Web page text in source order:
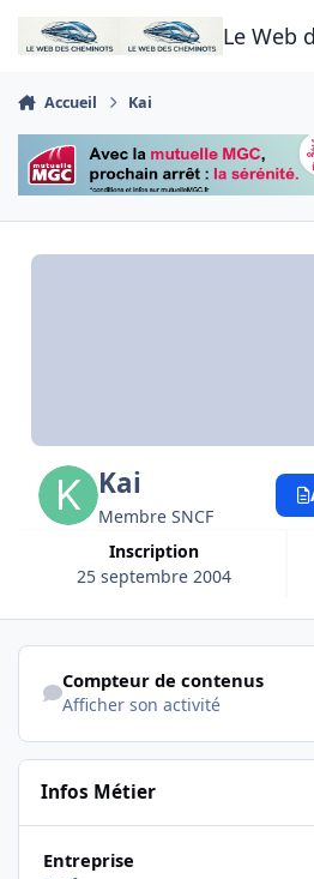
Aller au contenu
Le Web
Accueil Kai
Kai
Membre SNCF
Inscription
25 septembre 2004
Afficher son activité
Compteur de contenus
Afficher son activité
Infos Métier
Entreprise